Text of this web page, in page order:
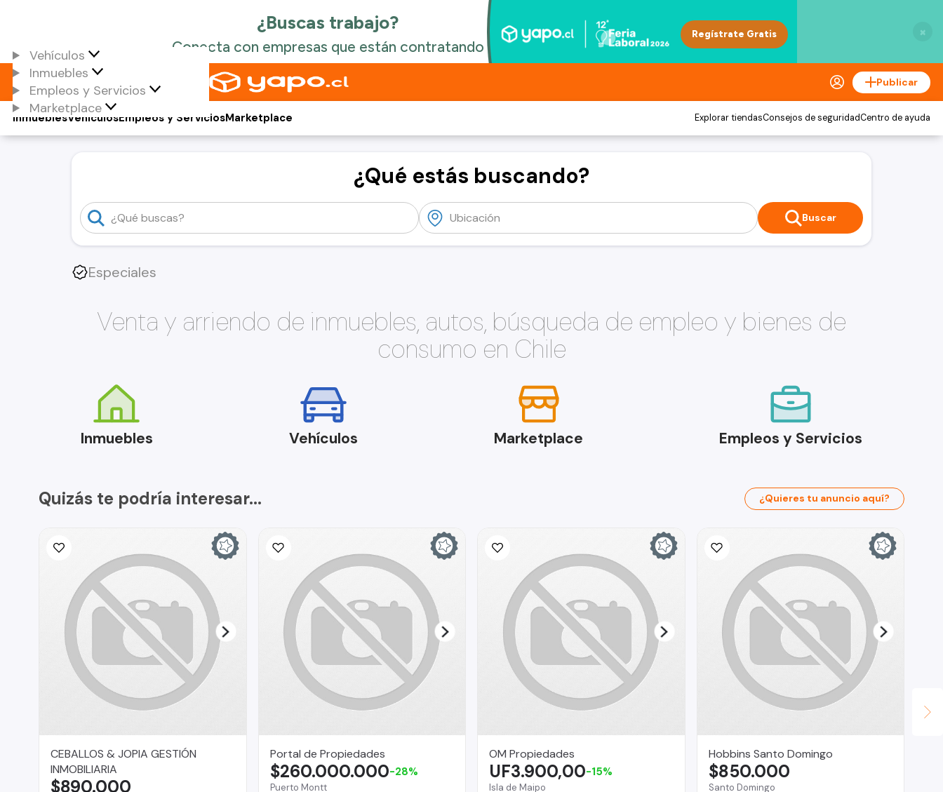
×
Vehículos
Inmuebles
Empleos y Servicios
Marketplace
Publicar
Vehículos
Inmuebles Empleos y ServiciosMarketplace Explorar tiendasConsejos de seguridadCentro de ayuda
¿Qué estás buscando?
Buscar
Especiales
Venta y arriendo de inmuebles, autos, búsqueda de empleo y bienes de
consumo en Chile
Inmuebles Vehículos Marketplace Empleos y Servicios
Quizás te podría interesar... ¿Quieres tu anuncio aquí?
CEBALLOS & JOPIA GESTIÓN
INMOBILIARIA
$890.000
Portal de Propiedades
Puerto Montt
$260.000.000-28%
OM Propiedades
Isla de Maipo
UF3.900,00-15%
Hobbins Santo Domingo
Santo Domingo
$850.000